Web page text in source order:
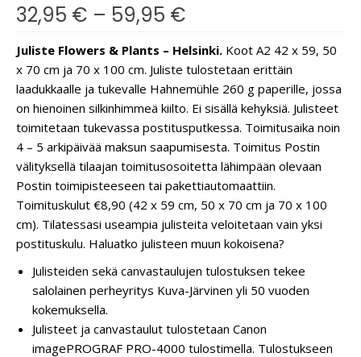
32,95 € – 59,95 €
Juliste Flowers & Plants – Helsinki. Koot A2 42 x 59, 50
x 70 cm ja 70 x 100 cm. Juliste tulostetaan erittäin
laadukkaalle ja tukevalle Hahnemühle 260 g paperille, jossa
on hienoinen silkinhimmeä kiilto. Ei sisällä kehyksiä. Julisteet
toimitetaan tukevassa postitusputkessa. Toimitusaika noin
4 – 5 arkipäivää maksun saapumisesta. Toimitus Postin
välityksellä tilaajan toimitusosoitetta lähimpään olevaan
Postin toimipisteeseen tai pakettiautomaattiin.
Toimituskulut €8,90 (42 x 59 cm, 50 x 70 cm ja 70 x 100
cm). Tilatessasi useampia julisteita veloitetaan vain yksi
postituskulu. Haluatko julisteen muun kokoisena?
Julisteiden sekä canvastaulujen tulostuksen tekee
salolainen perheyritys Kuva-Järvinen yli 50 vuoden
kokemuksella.
Julisteet ja canvastaulut tulostetaan Canon
imagePROGRAF PRO-4000 tulostimella. Tulostukseen